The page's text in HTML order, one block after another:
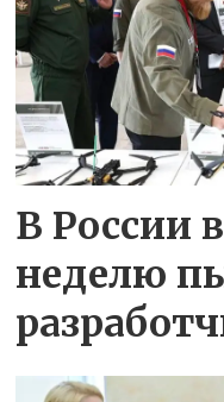
В России
неделю